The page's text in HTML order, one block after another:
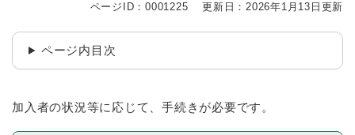
ページID：0001225 更新日：2026年1月13日更新
ページ内目次
加入者の状況等に応じて、手続きが必要です。